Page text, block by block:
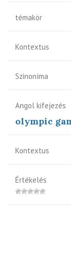
témakör
Kontextus
Szinoníma
Angol kifejezés
olympic
Kontextus
Értékelés